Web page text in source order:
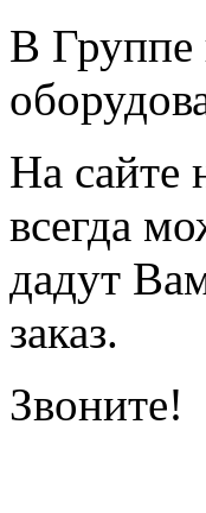
В Группе
На сайте
всегда
дадут
заказ.
Звоните!